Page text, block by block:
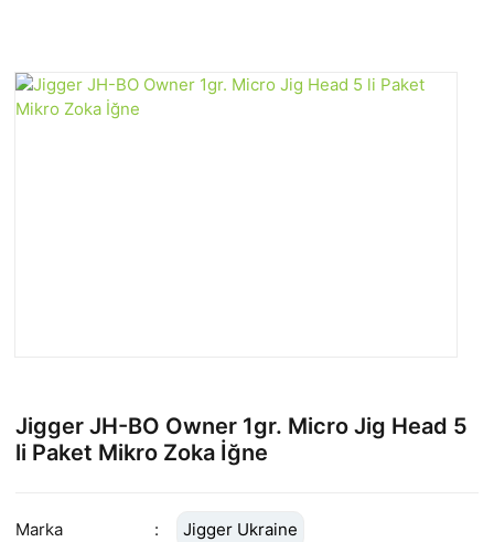
Jigger JH-BO Owner 1gr. Micro Jig Head 5
li Paket Mikro Zoka İğne
Marka
Jigger Ukraine